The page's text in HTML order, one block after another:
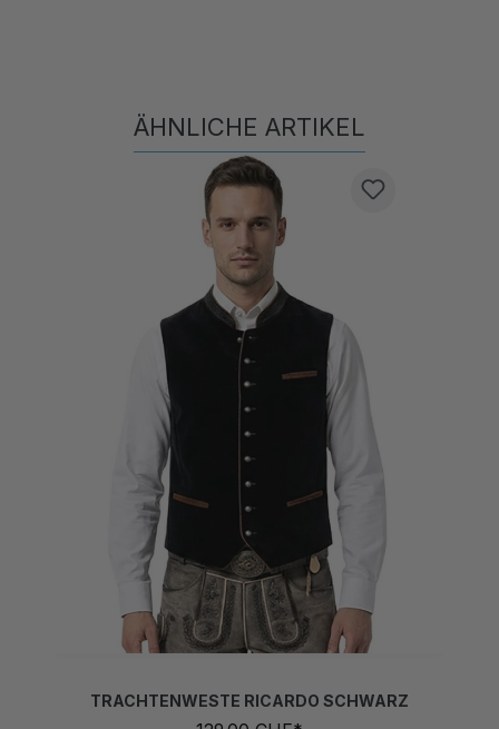
Produktgalerie überspringen
129,00 CHF*